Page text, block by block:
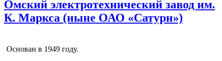
Омский электротехнический завод им.
К. Маркса (ныне ОАО «Сатурн»)
Основан в 1949 году.